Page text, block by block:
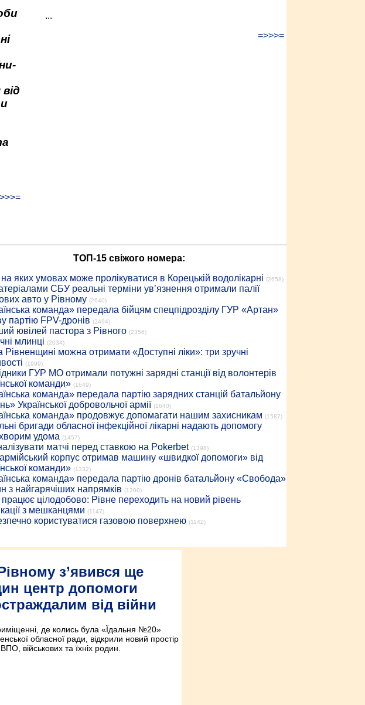
...
=>>>=
ТОП-15 свіжого номера:
на яких умовах може пролікуватися в Корецькій водолікарні (2658)
СБУ реальні терміни ув’язнення отримали палії
авто у Рівному (2640)
команда» передала бійцям спецпідрозділу ГУР «Артан»
партію FPV-дронів (2494)
ювілей пастора з Рівного (2356)
млинці (2034)
Рівненщині можна отримати «Доступні ліки»: три зручні
(1999)
ГУР МО отримали потужні зарядні станції від волонтерів
команди» (1649)
команда» передала партію зарядних станцій батальйону
Української добровольчої армії (1640)
команда» продовжує допомагати нашим захисникам (1587)
бригади обласної інфекційної лікарні надають допомогу
удома (1457)
матчі перед ставкою на Pokerbet (1398)
корпус отримав машину «швидкої допомоги» від
команди» (1332)
команда» передала партію дронів батальйону «Свобода»
з найгарячіших напрямків (1200)
працює цілодобово: Рівне переходить на новий рівень
з мешканцями (1147)
користуватися газовою поверхнею (1142)
з’явився ще
центр допомоги
від війни
де колись була «Їдальня №20»
обласної ради, відкрили новий простір
військових та їхніх родин.